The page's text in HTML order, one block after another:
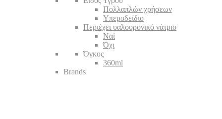
Πολλαπλών χρήσεων
Υπεροδείδιο
Περιέχει υαλουρονικό νάτριο
Ναί
Όχι
Όγκος
360ml
Brands